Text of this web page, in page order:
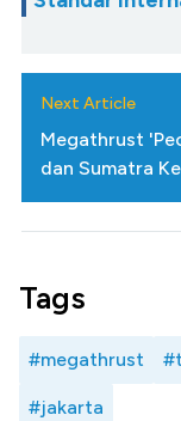
Next Article
Megathrust
dan Sumatra
Tags
#megathrust
#jakarta